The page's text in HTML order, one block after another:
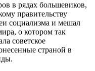
в рядах большевиков,
правительству
социализма и мешал
о котором так
советское
страной в